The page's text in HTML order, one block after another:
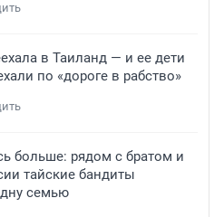
в Таиланд — и ее дети
по «дороге в рабство»
больше: рядом с братом и
тайские бандиты
семью